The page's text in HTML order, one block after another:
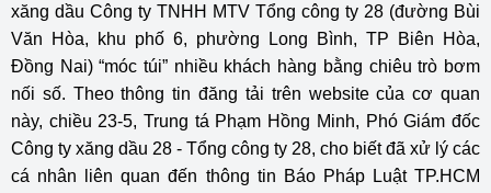
xăng dầu Công ty TNHH MTV Tổng công ty 28 (đường Bùi
Văn Hòa, khu phố 6, phường Long Bình, TP Biên Hòa,
Đồng Nai) “móc túi” nhiều khách hàng bằng chiêu trò bơm
nối số. Theo thông tin đăng tải trên website của cơ quan
này, chiều 23-5, Trung tá Phạm Hồng Minh, Phó Giám đốc
Công ty xăng dầu 28 - Tổng công ty 28, cho biết đã xử lý các
cá nhân liên quan đến thông tin Báo Pháp Luật TP.HCM